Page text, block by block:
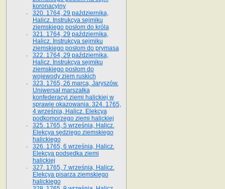
koronacyjny
320. 1764, 29 października,
Halicz. Instrukcya sejmiku
ziemskiego posłom do króla
321. 1764, 29 października,
Halicz. Instrukcya sejmiku
ziemskiego posłom do prymasa
322. 1764, 29 października,
Halicz. Instrukcya sejmiku
ziemskiego posłom do
wojewody ziem ruskich
323. 1765, 26 marca, Jaryszów.
Uniwersał marszałka
konfederacyi ziemi halickiej w
sprawie okazowania. 324. 1765,
4 września, Halicz. Elekcya
podkomorzego ziemi halickiej
325. 1765, 5 września, Halicz.
Elekcya sędziego ziemskiego
halickiego
326. 1765, 6 września, Halicz.
Elekcya podsędka ziemi
halickiej
327. 1765, 7 września, Halicz.
Elekcya pisarza ziemskiego
halickiego